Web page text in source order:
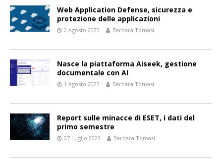
Web Application Defense, sicurezza e
protezione delle applicazioni
2 Agosto 2023 Barbara Tomasi
Nasce la piattaforma Aiseek, gestione
documentale con AI
1 Agosto 2023 Barbara Tomasi
Report sulle minacce di ESET, i dati del
primo semestre
27 Luglio 2023 Barbara Tomasi